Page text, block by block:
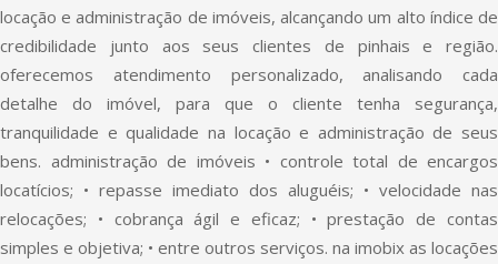
locação e administração de imóveis, alcançando um alto índice de
credibilidade junto aos seus clientes de pinhais e região.
oferecemos atendimento personalizado, analisando cada
detalhe do imóvel, para que o cliente tenha segurança,
tranquilidade e qualidade na locação e administração de seus
bens. administração de imóveis • controle total de encargos
locatícios; • repasse imediato dos aluguéis; • velocidade nas
relocações; • cobrança ágil e eficaz; • prestação de contas
simples e objetiva; • entre outros serviços. na imobix as locações